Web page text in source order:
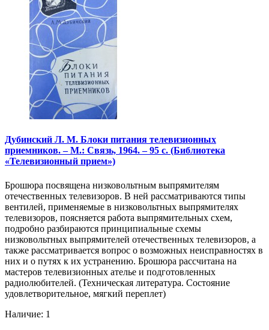
Дубинский Л. М. Блоки питания телевизионных
приемников. – М.: Связь, 1964. – 95 с. (Библиотека
«Телевизионный прием»)
Брошюра посвящена низковольтным выпрямителям
отечественных телевизоров. В ней рассматриваются типы
вентилей, применяемые в низковольтных выпрямителях
телевизоров, поясняется работа выпрямительных схем,
подробно разбираются принципиальные схемы
низковольтных выпрямителей отечественных телевизоров, а
также рассматривается вопрос о возможных неисправностях в
них и о путях к их устранению. Брошюра рассчитана на
мастеров телевизионных ателье и подготовленных
радиолюбителей. (Техническая литература. Состояние
удовлетворительное, мягкий переплет)
Наличие: 1